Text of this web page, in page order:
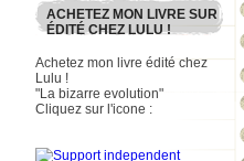
ACHETEZ MON LIVRE SUR
ÉDITÉ CHEZ LULU !
Achetez mon livre édité chez
Lulu !
"La bizarre evolution"
Cliquez sur l'icone :